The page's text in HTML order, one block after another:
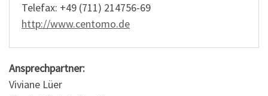
Telefax: +49 (711) 214756-69
http://www.centomo.de
Ansprechpartner:
Viviane Lüer